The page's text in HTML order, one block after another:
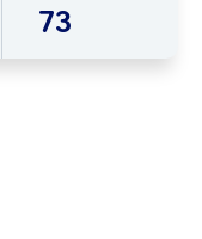
73